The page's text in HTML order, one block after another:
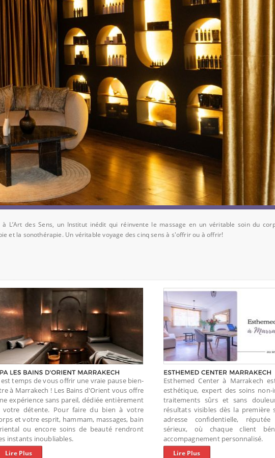
L’Art des Sens, un Institut inédit qui réinvente le massage en un véritable soin du
et la sonothérapie. Un véritable voyage des cinq sens à s'offrir ou à offrir!
temps de vous offrir une vraie pause bien-
à Marrakech ! Les Bains d'Orient vous offre
expérience sans pareil, dédiée entièrement
votre détente. Pour faire du bien à votre
et votre esprit, hammam, massages, bain
ou encore soins de beauté rendront
instants inoubliables.
Lire Plus
Esthemed Center à Marrakech
esthétique, expert des soins non-
traitements sûrs et sans
résultats visibles dès la première
adresse confidentielle,
sérieux, où chaque client
accompagnement personnalisé.
Lire Plus